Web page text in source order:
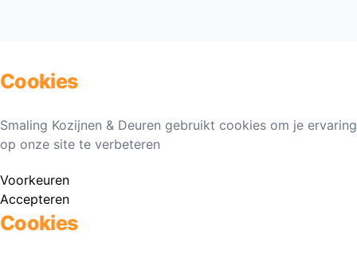
Cookies
Smaling Kozijnen & Deuren gebruikt cookies om je ervaring
op onze site te verbeteren
Voorkeuren
Accepteren
Cookies